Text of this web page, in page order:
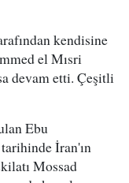
kendisine
el Mısri
devam etti. Çeşitli
Ebu
İran'ın
Mossad